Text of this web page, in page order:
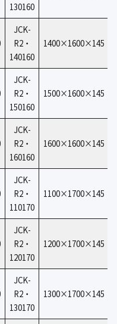
130160
JCK-
R2・
140160
1400×1600×145
JCK-
R2・
150160
1500×1600×145
JCK-
R2・
160160
1600×1600×145
JCK-
R2・
110170
1100×1700×145
JCK-
R2・
120170
1200×1700×145
JCK-
R2・
130170
1300×1700×145